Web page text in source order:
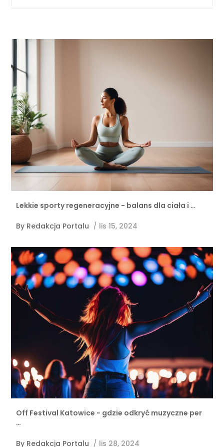
Lekkie sporty regeneracyjne - balans dla ciała i …
By Redakcja Portalu / lis 15, 2024
Off Festival Katowice - gdzie odkryć muzyczne per
…
By Redakcja Portalu / lis 28, 2024